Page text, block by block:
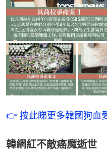
👉 按此睇更多韓國狗血
韓網紅不敵癌魔逝世